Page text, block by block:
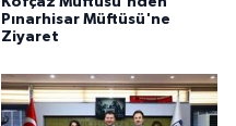
Pınarhisar Müftüsü'ne
Ziyaret